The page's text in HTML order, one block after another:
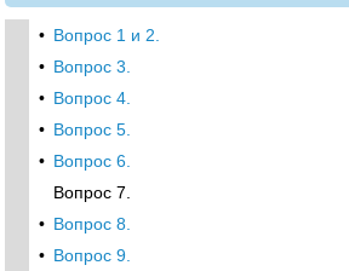
• Вопрос 1 и 2.
• Вопрос 3.
• Вопрос 4.
• Вопрос 5.
• Вопрос 6.
Вопрос 7.
• Вопрос 8.
• Вопрос 9.